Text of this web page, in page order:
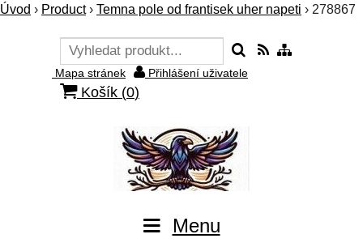
Úvod › Product› Temna pole od frantisek uher napeti › 278867
Mapa stránek Přihlášení uživatele
Košík (0)
Menu